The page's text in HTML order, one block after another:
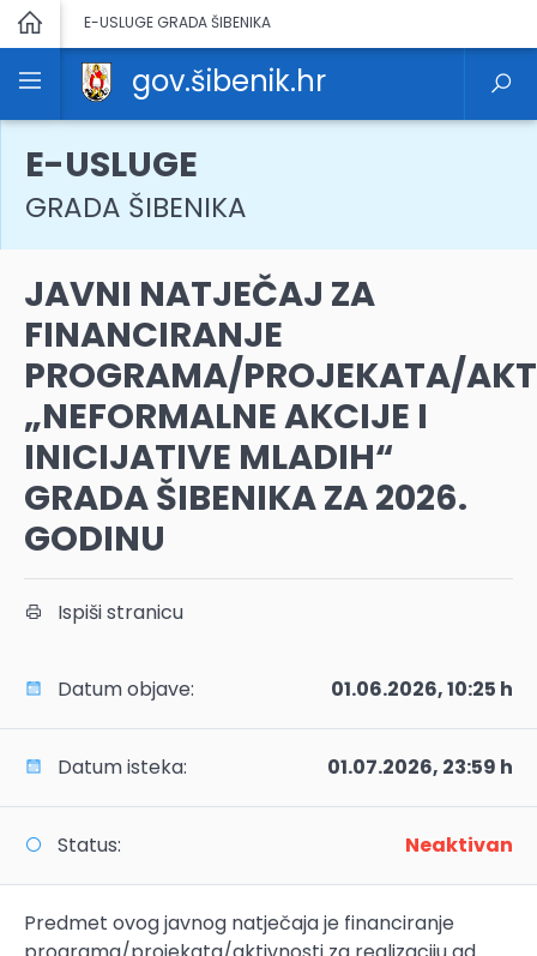
E-USLUGE GRADA ŠIBENIKA
gov.šibenik.hr
E-USLUGE
GRADA ŠIBENIKA
JAVNI NATJEČAJ ZA
FINANCIRANJE
PROGRAMA/PROJEKATA/
„NEFORMALNE AKCIJE I
INICIJATIVE MLADIH“
GRADA ŠIBENIKA ZA 2026.
GODINU
Ispiši stranicu
Datum objave: 01.06.2026, 10:25 h
Datum isteka: 01.07.2026, 23:59 h
Status: Neaktivan
Predmet ovog javnog natječaja je financiranje